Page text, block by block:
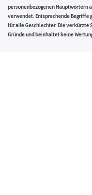
personenbezogenen Hauptwörtern
verwendet. Entsprechende Begriffe
für alle Geschlechter. Die
Gründe und beinhaltet keine